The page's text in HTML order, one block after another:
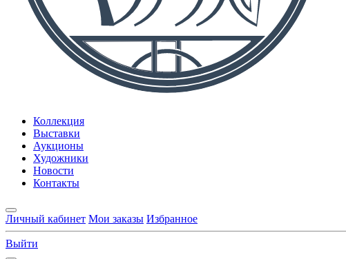
Коллекция
Выставки
Аукционы
Художники
Новости
Контакты
Личный кабинет Мои заказы Избранное
Выйти